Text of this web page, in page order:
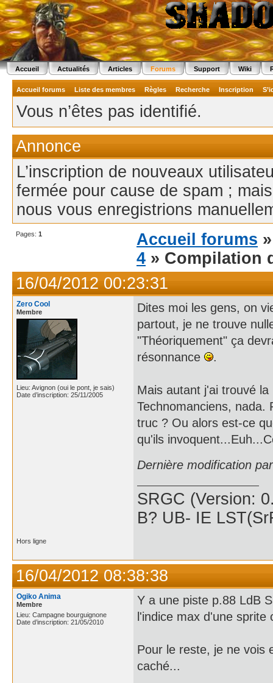
Accueil Actualités Articles Forums Support Wiki
Accueil forums Liste des membres Règles Recherche Inscription
Vous n’êtes pas identifié.
Annonce
L’inscription de nouveaux
fermée pour cause de spam ;
nous vous enregistrions
Pages: 1 Accueil forums
4 » Compilation
16/04/2012 00:23:31
Zero Cool
Membre
Lieu: Avignon (oui le pont, je sais)
Date d’inscription: 25/11/2005
Dites moi les gens, on
partout, je ne trouve
"Théoriquement" ça
résonnance
.
Mais autant j'ai trouvé
Technomanciens, nada.
truc ? Ou alors est-ce
qu'ils
Dernière modification
SRGC (Version:
B? UB- IE
Hors ligne
16/04/2012 08:38:38
Ogiko Anima
Membre
Lieu: Campagne bourguignone
Date d’inscription: 21/05/2010
Y a une piste p.88 LdB
l'indice max d'une
Pour le reste, je ne vois
caché...